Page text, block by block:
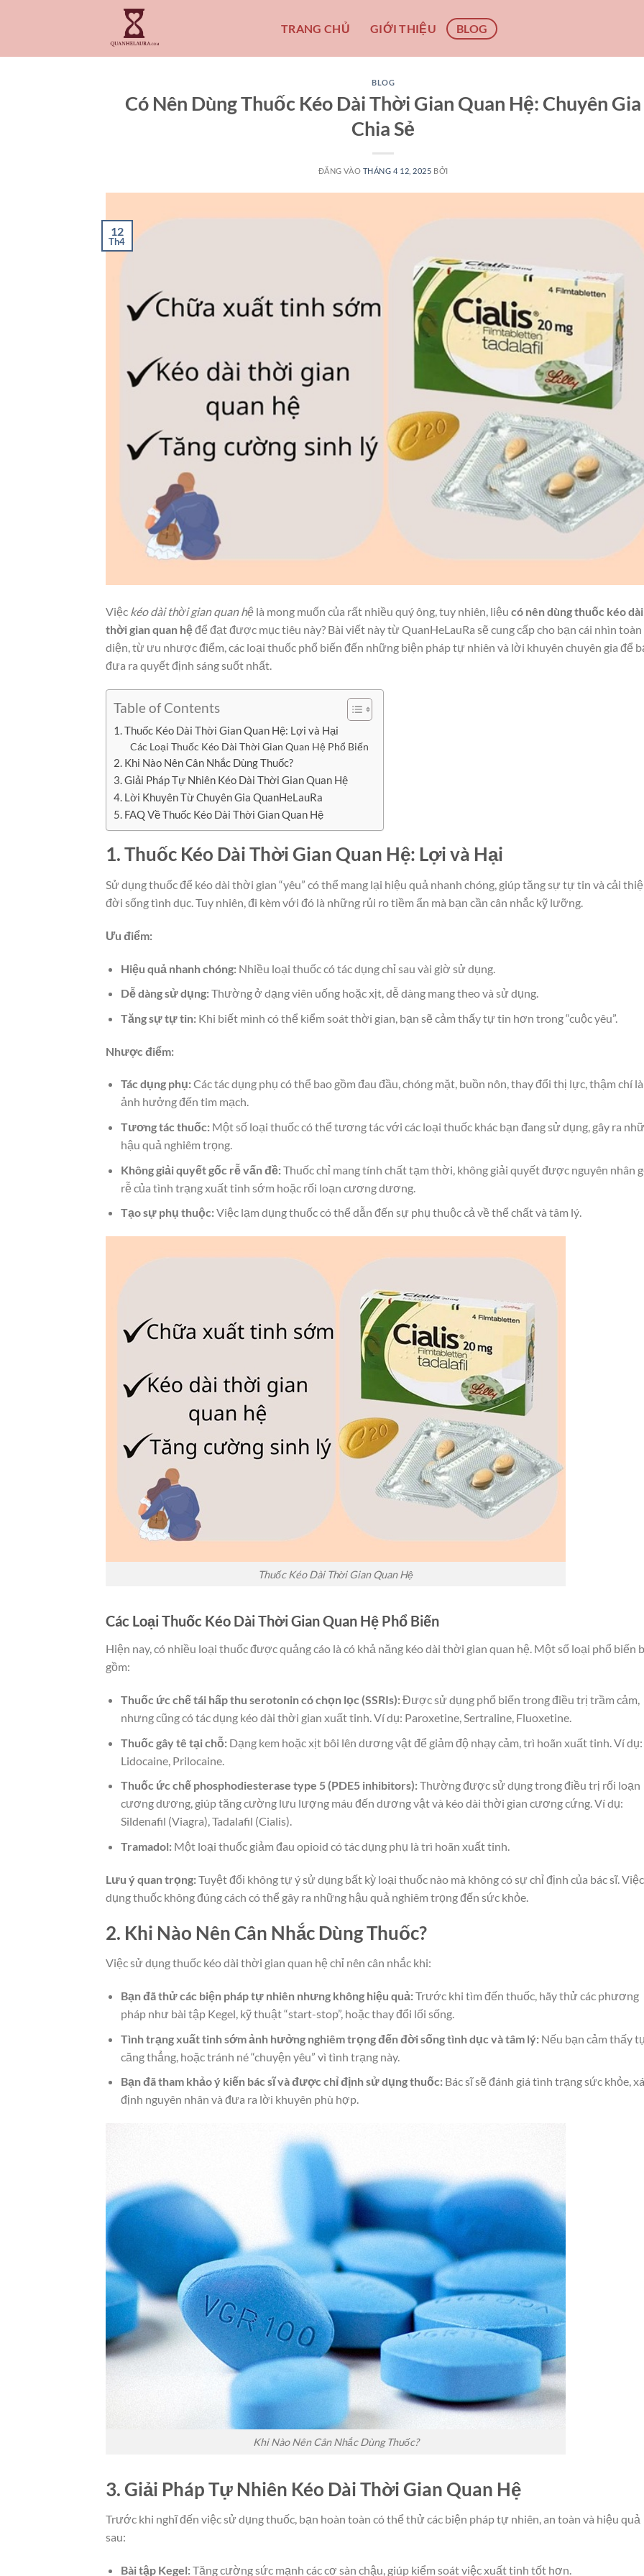
TRANG CHỦ GIỚI THIỆU BLOG
BLOG
Có Nên Dùng Thuốc Kéo Dài Thời Gian Quan Hệ: Chuyên Gia
Chia Sẻ
ĐĂNG VÀO THÁNG 4 12, 2025 BỞI
12
Th4
Việc kéo dài thời gian quan hệ là mong muốn của rất nhiều quý ông, tuy nhiên, liệu có nên dùng thuốc kéo dài
thời gian quan hệđể đạt được mục tiêu này? Bài viết này từ QuanHeLauRa sẽ cung cấp cho bạn cái nhìn toàn
diện, từ ưu nhược điểm, các loại thuốc phổ biến đến những biện pháp tự nhiên và lời khuyên chuyên gia để
đưa ra quyết định sáng suốt nhất.
Table of Contents
1. Thuốc Kéo Dài Thời Gian Quan Hệ: Lợi và Hại
Các Loại Thuốc Kéo Dài Thời Gian Quan Hệ Phổ Biến
2. Khi Nào Nên Cân Nhắc Dùng Thuốc?
3. Giải Pháp Tự Nhiên Kéo Dài Thời Gian Quan Hệ
4. Lời Khuyên Từ Chuyên Gia QuanHeLauRa
5. FAQ Về Thuốc Kéo Dài Thời Gian Quan Hệ
1. Thuốc Kéo Dài Thời Gian Quan Hệ: Lợi và Hại
Sử dụng thuốc để kéo dài thời gian “yêu” có thể mang lại hiệu quả nhanh chóng, giúp tăng sự tự tin và cải
đời sống tình dục. Tuy nhiên, đi kèm với đó là những rủi ro tiềm ẩn mà bạn cần cân nhắc kỹ lưỡng.
Ưu điểm:
Hiệu quả nhanh chóng:Nhiều loại thuốc có tác dụng chỉ sau vài giờ sử dụng.
Dễ dàng sử dụng:Thường ở dạng viên uống hoặc xịt, dễ dàng mang theo và sử dụng.
Tăng sự tự tin:Khi biết mình có thể kiểm soát thời gian, bạn sẽ cảm thấy tự tin hơn trong “cuộc yêu”.
Nhược điểm:
Tác dụng phụ:Các tác dụng phụ có thể bao gồm đau đầu, chóng mặt, buồn nôn, thay đổi thị lực, thậm chí là
ảnh hưởng đến tim mạch.
Tương tác thuốc:Một số loại thuốc có thể tương tác với các loại thuốc khác bạn đang sử dụng, gây ra
hậu quả nghiêm trọng.
Không giải quyết gốc rễ vấn đề:Thuốc chỉ mang tính chất tạm thời, không giải quyết được nguyên nhân
rễ của tình trạng xuất tinh sớm hoặc rối loạn cương dương.
Tạo sự phụ thuộc:Việc lạm dụng thuốc có thể dẫn đến sự phụ thuộc cả về thể chất và tâm lý.
Thuốc Kéo Dài Thời Gian Quan Hệ
Các Loại Thuốc Kéo Dài Thời Gian Quan Hệ Phổ Biến
Hiện nay, có nhiều loại thuốc được quảng cáo là có khả năng kéo dài thời gian quan hệ. Một số loại phổ biến
gồm:
Thuốc ức chế tái hấp thu serotonin có chọn lọc (SSRIs):Được sử dụng phổ biến trong điều trị trầm cảm,
nhưng cũng có tác dụng kéo dài thời gian xuất tinh. Ví dụ: Paroxetine, Sertraline, Fluoxetine.
Thuốc gây tê tại chỗ:Dạng kem hoặc xịt bôi lên dương vật để giảm độ nhạy cảm, trì hoãn xuất tinh. Ví dụ:
Lidocaine, Prilocaine.
Thuốc ức chế phosphodiesterase type 5 (PDE5 inhibitors):Thường được sử dụng trong điều trị rối loạn
cương dương, giúp tăng cường lưu lượng máu đến dương vật và kéo dài thời gian cương cứng. Ví dụ:
Sildenafil (Viagra), Tadalafil (Cialis).
Tramadol:Một loại thuốc giảm đau opioid có tác dụng phụ là trì hoãn xuất tinh.
Lưu ý quan trọng:Tuyệt đối không tự ý sử dụng bất kỳ loại thuốc nào mà không có sự chỉ định của bác sĩ.
dụng thuốc không đúng cách có thể gây ra những hậu quả nghiêm trọng đến sức khỏe.
2. Khi Nào Nên Cân Nhắc Dùng Thuốc?
Việc sử dụng thuốc kéo dài thời gian quan hệ chỉ nên cân nhắc khi:
Bạn đã thử các biện pháp tự nhiên nhưng không hiệu quả:Trước khi tìm đến thuốc, hãy thử các phương
pháp như bài tập Kegel, kỹ thuật “start-stop”, hoặc thay đổi lối sống.
Tình trạng xuất tinh sớm ảnh hưởng nghiêm trọng đến đời sống tình dục và tâm lý:Nếu bạn cảm thấy
căng thẳng, hoặc tránh né “chuyện yêu” vì tình trạng này.
Bạn đã tham khảo ý kiến bác sĩ và được chỉ định sử dụng thuốc:Bác sĩ sẽ đánh giá tình trạng sức khỏe,
định nguyên nhân và đưa ra lời khuyên phù hợp.
Khi Nào Nên Cân Nhắc Dùng Thuốc?
3. Giải Pháp Tự Nhiên Kéo Dài Thời Gian Quan Hệ
Trước khi nghĩ đến việc sử dụng thuốc, bạn hoàn toàn có thể thử các biện pháp tự nhiên, an toàn và hiệu quả
sau:
Bài tập Kegel:Tăng cường sức mạnh các cơ sàn chậu, giúp kiểm soát việc xuất tinh tốt hơn.